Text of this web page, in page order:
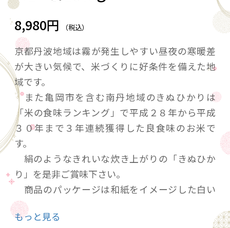
8,980円 （税込）
京都丹波地域は霧が発生しやすい昼夜の寒暖差
が大きい気候で、米づくりに好条件を備えた地
域です。
また亀岡市を含む南丹地域のきぬひかりは
「米の食味ランキング」で平成２８年から平成
３０年まで３年連続獲得した良食味のお米で
す。
絹のようなきれいな炊き上がりの「きぬひか
り」を是非ご賞味下さい。
商品のパッケージは和紙をイメージした白い
袋に墨字で商品名を記載京都らしい上品さをイ
メージしたパッケージに仕上げております。
もっと見る